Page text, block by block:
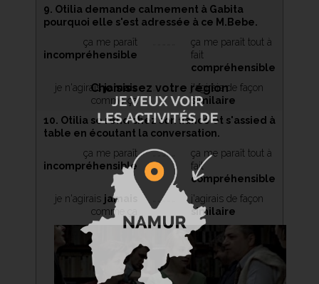
9. Otilia demande calmement à Gabita
pourquoi elle s'est adressée à ce M.Bebe.
ça me paraît
incompréhensible
ça me paraît tout à
fait
compréhensible
je n'agiraisjamais
comme ça
j'agirais de façon
similaire
10. Otilia se rend chez son fiancé et s'assied à
table en écoutant la conversation.
ça me paraît
incompréhensible
ça me paraît tout à
fait
compréhensible
je n'agirais jamais
comme ça
j'agirais de façon
similaire
Choisissez votre région